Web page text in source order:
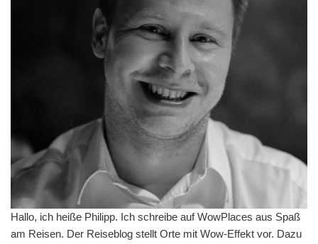
Hallo, ich heiße Philipp. Ich schreibe auf WowPlaces aus Spaß
am Reisen. Der Reiseblog stellt Orte mit Wow-Effekt vor. Dazu